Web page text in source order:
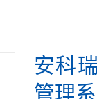
安科
管理